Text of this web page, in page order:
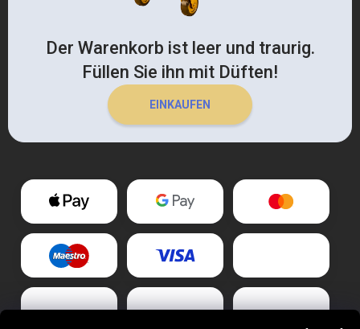
Der Warenkorb ist leer und traurig.
Füllen Sie ihn mit Düften!
EINKAUFEN